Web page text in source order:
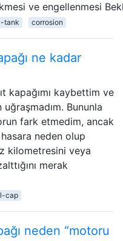
ve engellenmesi
tank corrosion
ne kadar
kapağımı kaybettim ve
Bununla
fark etmedim, ancak
neden olup
kilometresini veya
merak
cap
neden “motoru